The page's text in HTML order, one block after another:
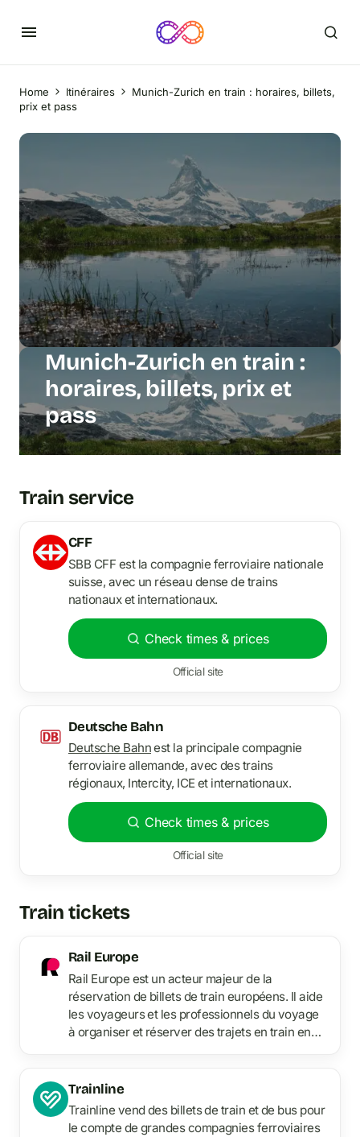
Home Itinéraires
Munich-Zurich en train : horaires, billets,
prix et pass
Munich-Zurich en train :
horaires, billets, prix et
pass
Train service
CFF
SBB CFF est la compagnie ferroviaire nationale
suisse, avec un réseau dense de trains
nationaux et internationaux.
Check times & prices
Official site
Deutsche Bahn
Deutsche Bahnest la principale compagnie
ferroviaire allemande, avec des trains
régionaux, Intercity, ICE et internationaux.
Check times & prices
Official site
Train tickets
Rail Europe
Rail Europe est un acteur majeur de la
réservation de billets de train européens. Il aide
les voyageurs et les professionnels du voyage
à organiser et réserver des trajets en train en
Trainline
Trainline vend des billets de train et de bus pour
le compte de grandes compagnies ferroviaires